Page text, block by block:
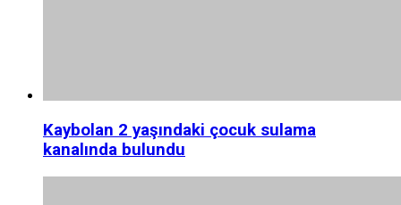
Kaybolan 2 yaşındaki çocuk sulama
kanalında bulundu